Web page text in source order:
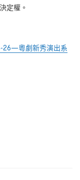
定權。
26—粵劇新秀演出系